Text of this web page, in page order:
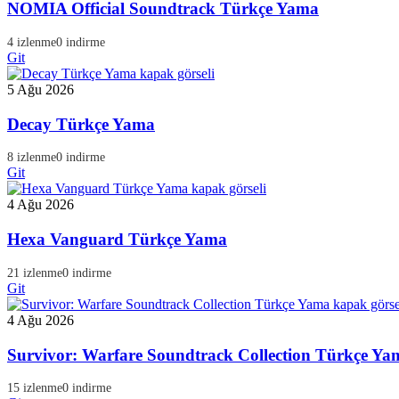
NOMIA Official Soundtrack Türkçe Yama
4 izlenme0 indirme
Git
5 Ağu 2026
Decay Türkçe Yama
8 izlenme0 indirme
Git
4 Ağu 2026
Hexa Vanguard Türkçe Yama
21 izlenme0 indirme
Git
4 Ağu 2026
Survivor: Warfare Soundtrack Collection Türkçe
15 izlenme0 indirme